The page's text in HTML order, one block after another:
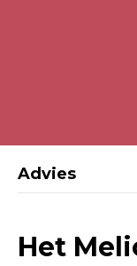
Advies
Het